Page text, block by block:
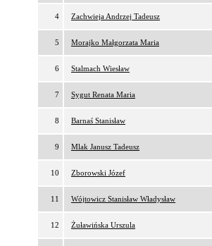
4 Zachwieja Andrzej Tadeusz
5 Morajko Małgorzata Maria
6 Stalmach Wiesław
7 Sygut Renata Maria
8 Barnaś Stanisław
9 Mlak Janusz Tadeusz
10 Zborowski Józef
11 Wójtowicz Stanisław Władysław
12 Żuławińska Urszula